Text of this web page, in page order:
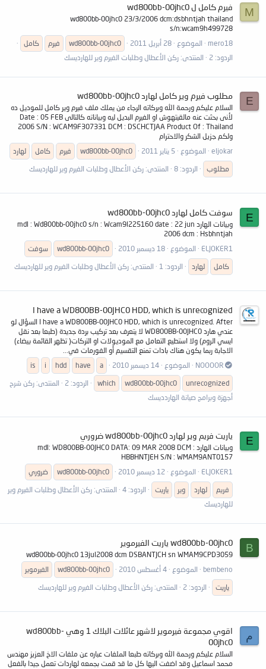
M فيرم كامل ل wd800bb-00jhc0
wd800bb-00jhc0 23/3/2006 dcm:dsbhntjah thailand
s/n:wcam9h499728
mero18
الموضوع 28 أبريل 2011 wd800bb-00jhc0 فيرم
كامل
الردود: 2
المنتدى: ركن الأعطال وطلبات الفيرم وير للهارديسك
E مطلوب فيرم وير كامل لهارد wd800bb-00jhc0
السلام عليكم ورحمة الله وبركاته الرجاء من يملك ملف فيرم وير كامل للموديل ده
لأنى بحثت عنه مالقيتهوش او الفيرم البديل ليه وبياناته كالتالى Date : 05 FEB
2006 S/N : WCAM9F307331 DCM : DSCHCTJAA Product Of : Thailand
ولكم جزيل الشكر والاحترام
eljokar
الموضوع 5 يناير 2011 wd800bb-00jhc0 فيرم كامل
لهارد
مطلوب
الردود: 8 المنتدى: ركن الأعطال وطلبات الفيرم وير للهارديسك
E سوفت كامل لهارد wd800bb-00jhc0
وبيانات الهارد mdl : Wd800bb-00jhc0 s/n : Wcam9l225160 date : 22 jun
2006 dcm : Hsbhntjah
ELJOKER1
الموضوع 18 ديسمبر 2010 wd800bb-00jhc0
سوفت
كامل
لهارد الردود: 1 المنتدى: ركن الأعطال وطلبات الفيرم وير للهارديسك
I have a WD800BB-00JHC0 HDD, which is unrecognized
I have a WD800BB-00JHC0 HDD, which is unrecognized. After السؤال لو
عندي هارد WD800BB-00JHC0 لا يتعرف بعد تركيب بردة جديدة (طبعا بعد نقل
ايسي الروم) ولا استطيع التعامل مع الموديولات او التركات( تظهر القائمة بيضاء)
الاجابة ربما يكون هناك بادات تمنع التقسيم أو الفورمات في...
NOOOOR
الموضوع 14 ديسمبر 2010 a
have
hdd
i
is
unrecognized
wd800bb-00jhc0
which الردود: 2 المنتدى: ركن شرح
أجهزة وبرامج صيانة الهاردديسك
E ياريت فريم وير لهارد wd800bb-00jhc0 ضروري
وبيانات الهارد mdl: WD800BB-00JHC0 DATA: 09 MAR 2008 DCM :
HBBHNTJEH S/N : WMAM9ANT0157
ELJOKER1
الموضوع 12 ديسمبر 2010 wd800bb-00jhc0
ضروري
فريم
لهارد وير ياريت الردود: 4 المنتدى: ركن الأعطال وطلبات الفيرم وير
للهارديسك
B wd800bb-00jhc0 ياريت الفيرموير
wd800bb-00jhc0 13jul2008 dcm DSBANTJCH sn WMAM9CPD3059
bembeno
الموضوع 4 أغسطس 2010 wd800bb-00jhc0
الفيرموير
ياريت
الردود: 2 المنتدى: ركن الأعطال وطلبات الفيرم وير للهارديسك
م
اقوي مجموعة فيرموير لاشهر عائلات البلاك 1 وهي wd800bb-
00jhc0
السلام عليكم ورحمة الله وبركاته طبعا الملفات عباره عن ملفات الاخ العزيز مهندس
محمد اسماعيل وقد اضفت اليها كل ما قد قمت بجمعه لهاردات تعمل جيدا بالفعل